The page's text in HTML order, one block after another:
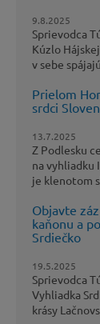
9.8.2025
Sprievodca
Kúzlo
v sebe spájajú
Prielom
srdci
13.7.2025
Z Podlesku
na vyhliadku
je klenotom
Objavte
kaňonu a
Srdiečko
19.5.2025
Sprievodca
Vyhliadka
krásy